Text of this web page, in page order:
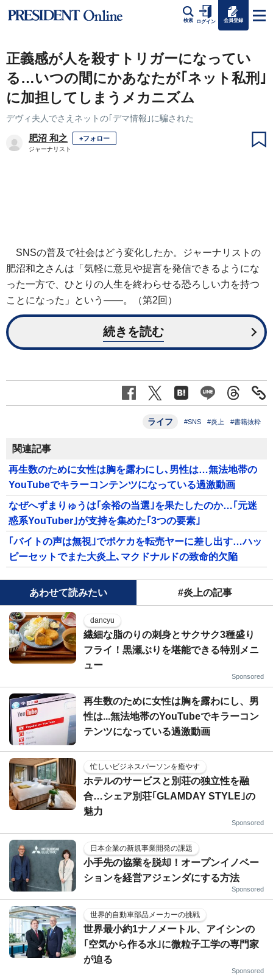
検索 ログイン 会員登録
正義感が人を殺すトリガーになってい
る…いつの間にかあなたが｢ネット私刑｣
に加担してしまうメカニズム
デヴィ夫人でさえネットの｢デマ情報｣に騙された
肥沼 和之 +フォロー
ジャーナリスト
SNSの普及で社会はどう変化したか。ジャーナリストの
肥沼和之さんは「気軽に意見や提言を発信できるようにな
った一方で、ひとりの人生を終わらせる恐ろしい力を持つ
ことになった」という――。（第2回）
続きを読む
ライフ #SNS #炎上 #書籍抜粋
関連記事
再生数のために女性は胸を露わにし､男性は…無法地帯の
YouTubeでキラーコンテンツになっている過激動画
なぜへずまりゅうは｢余裕の当選｣を果たしたのか…｢元迷
惑系YouTuber｣が支持を集めた｢3つの要素｣
｢バイトの声は無視｣でポケカを転売ヤーに差し出す…ハッ
ピーセットでまた大炎上､マクドナルドの致命的欠陥
あわせて読みたい #炎上の記事
dancyu
繊細な脂のりの刺身とサクサク3種盛り
フライ！黒瀬ぶりを堪能できる特別メニ
ュー
Sponsored
再生数のために女性は胸を露わにし、男
性は...無法地帯のYouTubeでキラーコン
テンツになっている過激動画
忙しいビジネスパーソンを癒やす
ホテルのサービスと別荘の独立性を融
合…シェア別荘｢GLAMDAY STYLE｣の
魅力
Sponsored
日本企業の新規事業開発の課題
小手先の協業を脱却！オープンイノベー
ションを経営アジェンダにする方法
Sponsored
世界的自動車部品メーカーの挑戦
世界最小約1ナノメートル、アイシンの
｢空気から作る水｣に微粒子工学の専門家
が迫る
Sponsored